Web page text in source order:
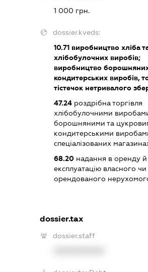
1 000 грн.
dossier.kveds:
10.71виробництво хліба
хлібобулочних виробів;
виробництво
кондитерських виробів,
тістечок нетривалого
47.24роздрібна торгівля
хлібобулочними
борошняними та
кондитерськими
спеціалізованих
68.20надання в оренду й
експлуатацію власного чи
орендованого
dossier.tax
dossier.staff